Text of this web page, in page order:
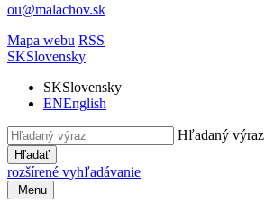
ou@malachov.sk
Mapa webu RSS
SKSlovensky
SKSlovensky
ENEnglish
Hľadaný výraz
Hľadať
rozšírené vyhľadávanie
Menu